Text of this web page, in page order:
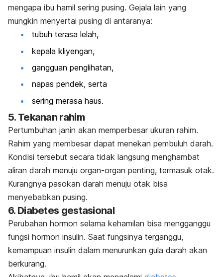
mengapa ibu hamil sering pusing. Gejala lain yang
mungkin menyertai pusing di antaranya:
tubuh terasa lelah,
kepala kliyengan,
gangguan penglihatan,
napas pendek, serta
sering merasa haus.
5. Tekanan rahim
Pertumbuhan janin akan memperbesar ukuran rahim.
Rahim yang membesar dapat menekan pembuluh darah.
Kondisi tersebut secara tidak langsung menghambat
aliran darah menuju organ-organ penting, termasuk otak.
Kurangnya pasokan darah menuju otak bisa
menyebabkan pusing.
6. Diabetes gestasional
Perubahan hormon selama kehamilan bisa mengganggu
fungsi hormon insulin. Saat fungsinya terganggu,
kemampuan insulin dalam menurunkan gula darah akan
berkurang.